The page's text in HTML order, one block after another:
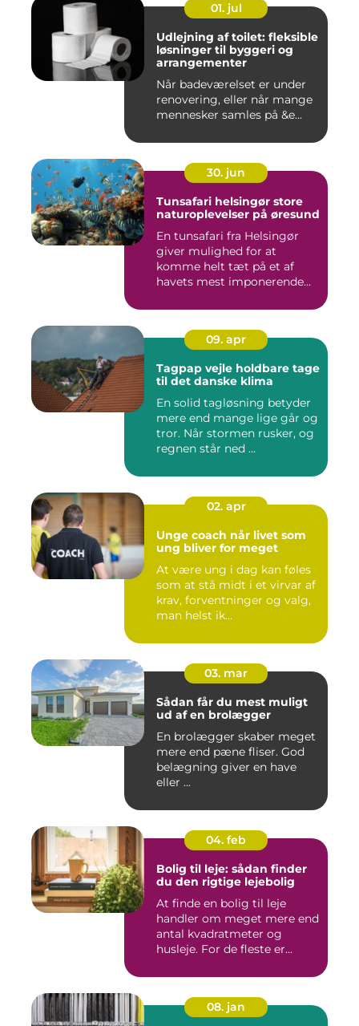
01. jul
Udlejning af toilet: fleksible
løsninger til byggeri og
arrangementer
Når badeværelset er under
renovering, eller når mange
mennesker samles på &e...
30. jun
Tunsafari helsingør store
naturoplevelser på øresund
En tunsafari fra Helsingør
giver mulighed for at
komme helt tæt på et af
havets mest imponerende
09. apr
Tagpap vejle holdbare tage
til det danske klima
En solid tagløsning betyder
mere end mange lige går og
tror. Når stormen rusker, og
regnen står ned ...
02. apr
Unge coach når livet som
ung bliver for meget
At være ung i dag kan føles
som at stå midt i et virvar af
krav, forventninger og valg,
man helst ik...
03. mar
Sådan får du mest muligt
ud af en brolægger
En brolægger skaber meget
mere end pæne fliser. God
belægning giver en have
eller ...
04. feb
Bolig til leje: sådan finder
du den rigtige lejebolig
At finde en bolig til leje
handler om meget mere end
antal kvadratmeter og
husleje. For de fleste er...
08. jan